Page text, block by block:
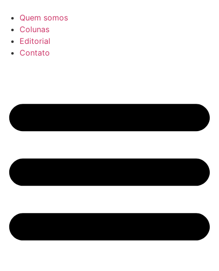
para
conteúdo
Quem somos
Colunas
Editorial
Contato